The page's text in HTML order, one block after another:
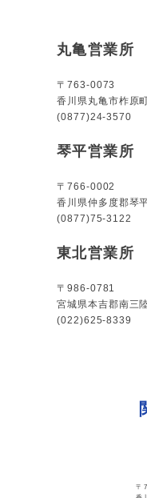
丸亀営業所
〒763-0073
香川県丸亀市柞原
(0877)24-3570
琴平営業所
〒766-0002
香川県仲多度郡琴
(0877)75-3122
東北営業所
〒986-0781
宮城県本吉郡南三
(022)625-8339
〒